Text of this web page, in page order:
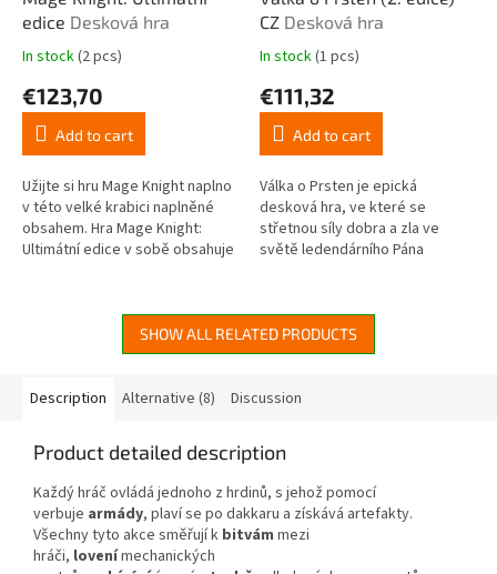
edice Desková hra
The
product
rating
out
of
5
stars.
In stock(2 pcs)
€123,70
Add to cart
Užijte si hru Mage Knight naplno
v této velké krabici naplněné
obsahem. Hra Mage Knight:
Ultimátní edice v sobě obsahuje
CZ Desková hra
The
product
rating
out
of
5
stars.
In stock(1 pcs)
€111,32
Add to cart
Válka o Prsten je epická
desková hra, ve které se
střetnou síly dobra a zla ve
světě ledendárního Pána
svobodných národů...
SHOW ALL RELATED PRODUCTS
Description Alternative (8) Discussion
Product detailed description
Každý hráč ovládá jednoho z hrdinů, s jehož pomocí
verbuje armády, plaví se po dakkaru a získává artefakty.
Všechny tyto akce směřují k bitvám mezi
hráči, lovenímechanických